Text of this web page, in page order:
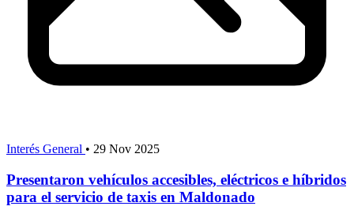
Interés General • 29 Nov 2025
Presentaron vehículos accesibles, eléctricos e híbridos
para el servicio de taxis en Maldonado